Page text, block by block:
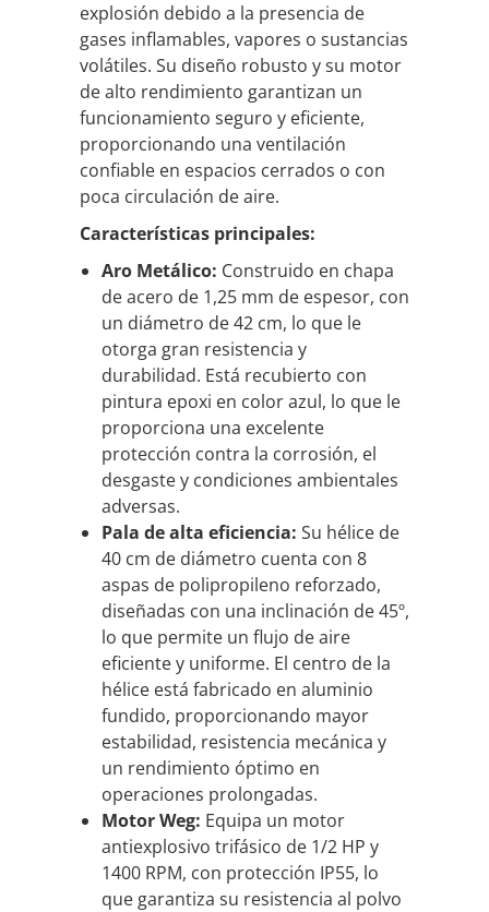
explosión debido a la presencia de
gases inflamables, vapores o sustancias
volátiles. Su diseño robusto y su motor
de alto rendimiento garantizan un
funcionamiento seguro y eficiente,
proporcionando una ventilación
confiable en espacios cerrados o con
poca circulación de aire.
Características principales:
Aro Metálico: Construido en chapa
de acero de 1,25 mm de espesor, con
un diámetro de 42 cm, lo que le
otorga gran resistencia y
durabilidad. Está recubierto con
pintura epoxi en color azul, lo que le
proporciona una excelente
protección contra la corrosión, el
desgaste y condiciones ambientales
adversas.
Pala de alta eficiencia: Su hélice de
40 cm de diámetro cuenta con 8
aspas de polipropileno reforzado,
diseñadas con una inclinación de 45º,
lo que permite un flujo de aire
eficiente y uniforme. El centro de la
hélice está fabricado en aluminio
fundido, proporcionando mayor
estabilidad, resistencia mecánica y
un rendimiento óptimo en
operaciones prolongadas.
Motor Weg: Equipa un motor
antiexplosivo trifásico de 1/2 HP y
1400 RPM, con protección IP55, lo
que garantiza su resistencia al polvo